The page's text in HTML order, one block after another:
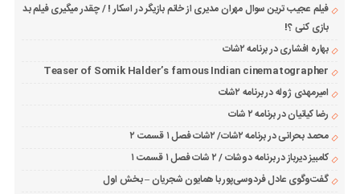
فیلم عجیب ترین سوال مهران مدیری از خانم بازیگر در اسکار ! / چقدر میگیری فیلم بد
بازی کنی ؟!
بهاره افشاری در برنامه ۲شات
Teaser of Somik Halder’s famous Indian cinematographer
امیرمهدی ژوله در برنامه ۲شات
رضا کیانیان در برنامه ۲ شات
محمد بحرانی در برنامه ۲شات/ ۲شات فصل ۱ قسمت ۲
کامبیز دیرباز در برنامه دوشات / ۲ شات فصل ۱ قسمت ۱
گفت‌وگوی عادل فردوسی‌پور با همایون شجریان – بخش اول